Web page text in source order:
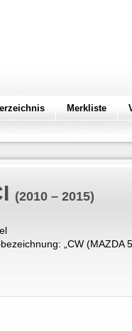
Merkliste
(2010 – 2015)
„ CW (MAZDA